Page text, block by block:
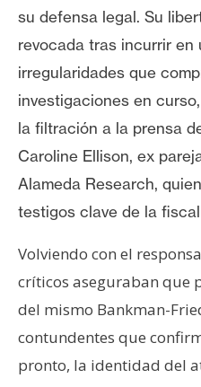
su defensa legal. Su
revocada tras incurrir en
irregularidades que
investigaciones en
la filtración a la prensa
Caroline Ellison, ex
Alameda Research,
testigos clave de la
Volviendo con el
críticos aseguraban que
del mismo Bankman-
contundentes que
pronto, la identidad del